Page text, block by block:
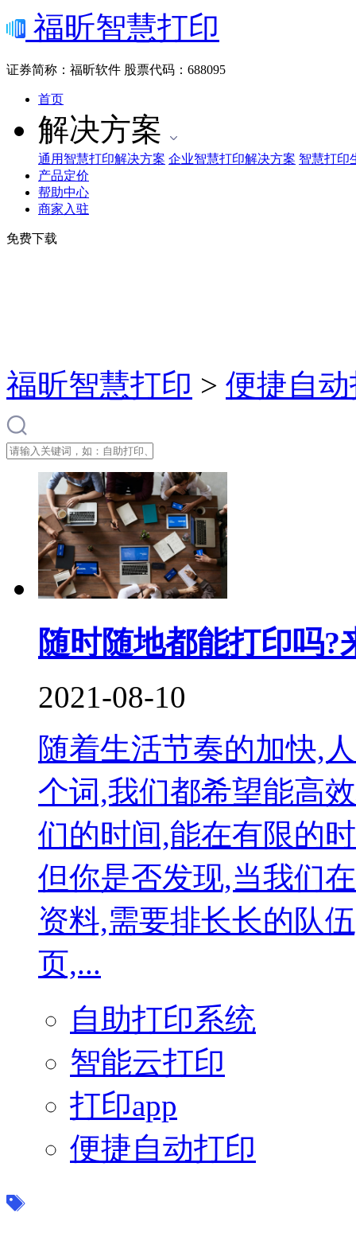
福昕智慧打印
证券简称：福昕软件 股票代码：688095
首页
解决方案
通用智慧打印解决方案 企业智慧打印解决方案 智慧打印
产品定价
帮助中心
商家入驻
免费下载
福昕智慧打印 > 便捷自
随时随地都能打印吗
2021-08-10
随着生活节奏的加快,
个词,我们都希望能高
们的时间,能在有限的
但你是否发现,当我们
资料,需要排长长的队
页,...
自助打印系统
智能云打印
打印app
便捷自动打印